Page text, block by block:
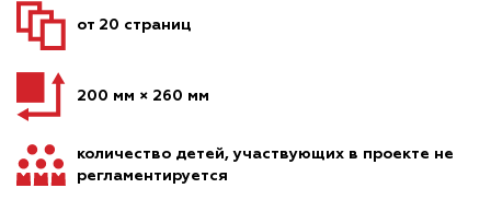
от 20 страниц
200 мм × 260 мм
количество детей, участвующих в проекте не
регламентируется